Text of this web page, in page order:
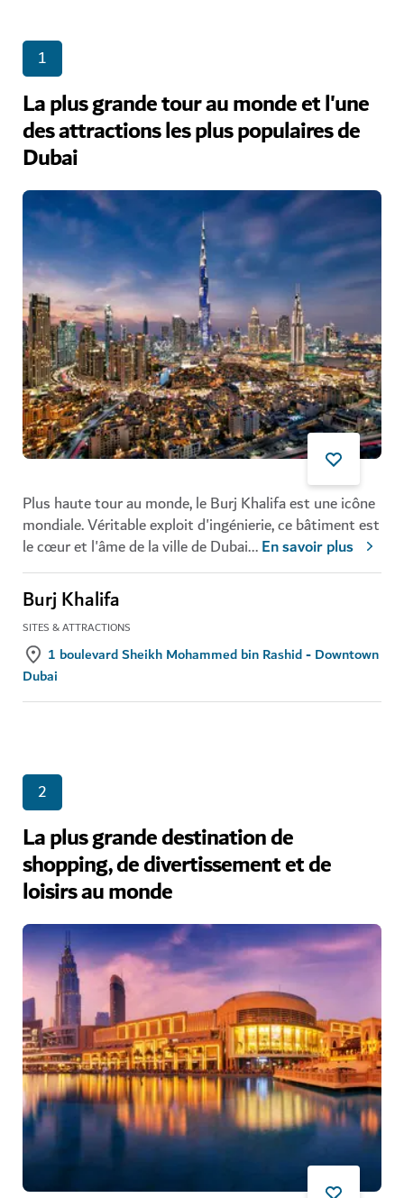
1
La plus grande tour au monde et l'une
des attractions les plus populaires de
Dubai
Plus haute tour au monde, le Burj Khalifa est une icône
mondiale. Véritable exploit d'ingénierie, ce bâtiment est
le cœur et l'âme de la ville de Dubai...En savoir plus
Burj Khalifa
SITES & ATTRACTIONS
1 boulevard Sheikh Mohammed bin Rashid - Downtown
Dubai
2
La plus grande destination de
shopping, de divertissement et de
loisirs au monde